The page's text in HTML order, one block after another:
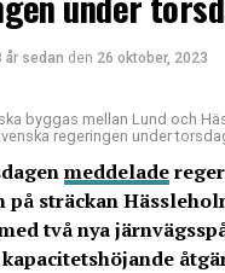
år sedan den 26 oktober, 2023
byggas mellan Lund och
regeringen under
meddelade
på sträckan
två nya